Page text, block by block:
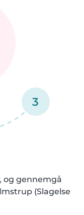
3
og gennemgå
(Slagelse